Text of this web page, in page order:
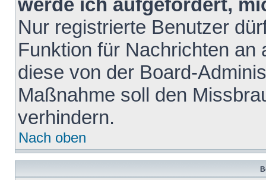
werde ich aufgefordert,
Nur registrierte Benutzer
Funktion für Nachrichten
diese von der Board-
Maßnahme soll den
verhindern.
Nach oben